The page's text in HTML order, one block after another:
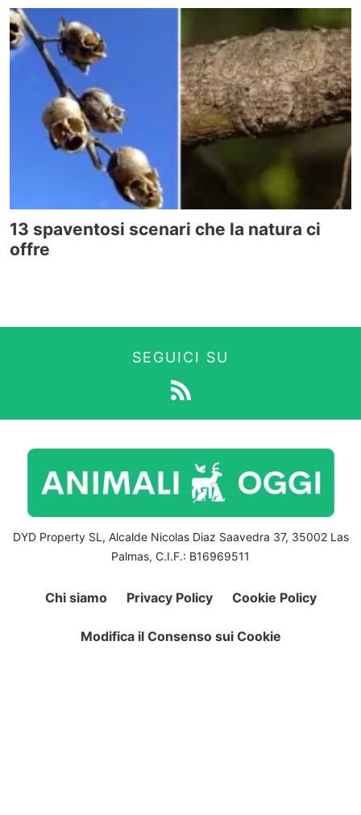
13 spaventosi scenari che la natura ci
offre
SEGUICI SU
DYD Property SL, Alcalde Nicolas Diaz Saavedra 37, 35002 Las
Palmas, C.I.F.: B16969511
Chi siamo Privacy Policy Cookie Policy
Modifica il Consenso sui Cookie